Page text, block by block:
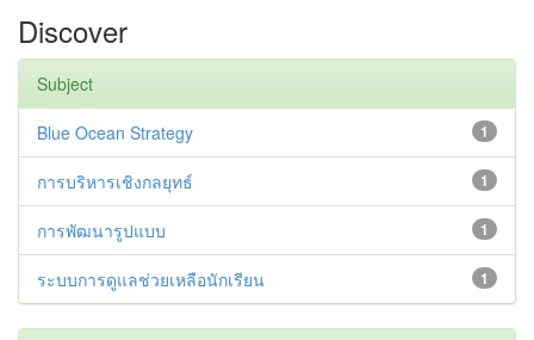
Discover
Subject
1
Blue Ocean Strategy
1
การบริหารเชิงกลยุทธ์
1
การพัฒนารูปแบบ
1
ระบบการดูแลช่วยเหลือนักเรียน